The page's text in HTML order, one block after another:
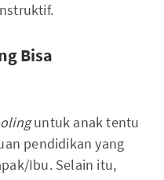
Bisa
untuk anak tentu
pendidikan yang
Ibu. Selain itu,